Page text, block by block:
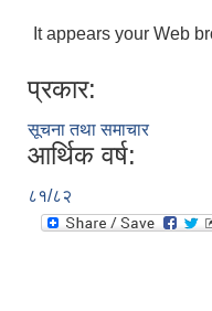
It appears your Web
प्रकार:
सूचना तथा समाचार
आर्थिक वर्ष:
८१/८२